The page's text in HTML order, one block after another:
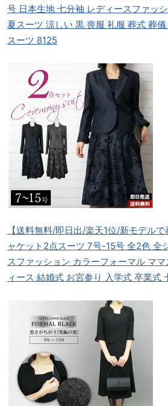
号 日本生地 七分袖 レディースファッ
夏スーツ 涼しい 黒 喪服 礼服 葬式 葬
スーツ 8125
【送料無料/即日出/楽天1位/新モデル
ャケット2点スーツ 7号-15号 全2色 全
スファッション カラーフォーマル マ
ィース 結婚式 お宮参り 入学式 卒業式